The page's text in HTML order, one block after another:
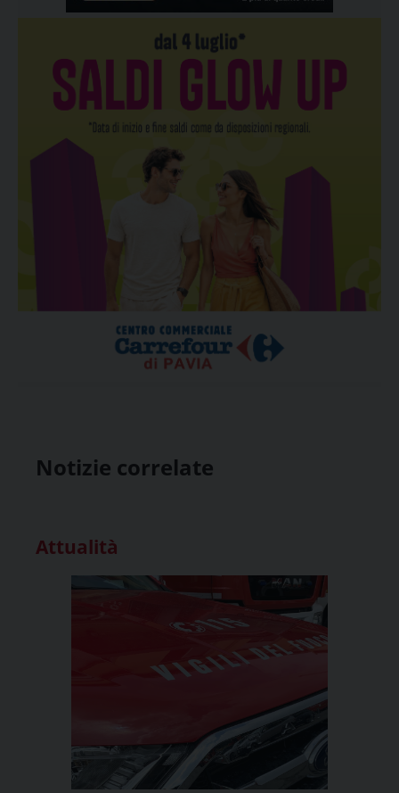
Notizie correlate
Attualità